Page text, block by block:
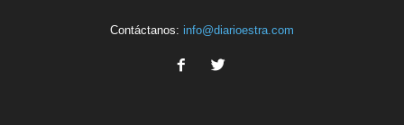
Contáctanos: info@diarioestra.com